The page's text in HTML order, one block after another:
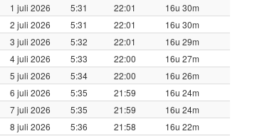
1 juli 2026 5:31 22:01
16u 30m
2 juli 2026
5:31 22:01
16u 30m
3 juli 2026
5:32 22:01
16u 29m
4 juli 2026
5:33 22:00
16u 27m
5 juli 2026
5:34 22:00
16u 26m
6 juli 2026
5:35 21:59
16u 24m
7 juli 2026
5:35 21:59
16u 24m
8 juli 2026
5:36 21:58
16u 22m